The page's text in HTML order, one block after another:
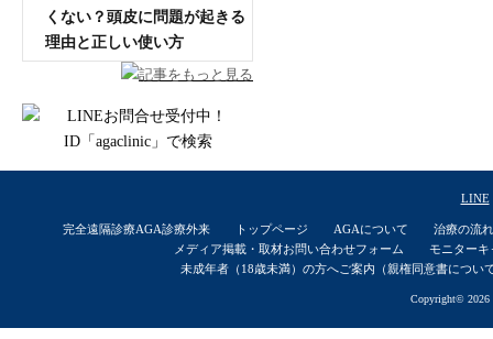
くない？頭皮に問題が起きる
理由と正しい使い方
記事をもっと見る
LINE
完全遠隔診療AGA診療外来 トップページ AGAについて
治療の流れ
メディア掲載・取材お問い合わせフォーム
モニターキ
未成年者（18歳未満）の方へご案内（親権同意書につい
Copyright© 2026